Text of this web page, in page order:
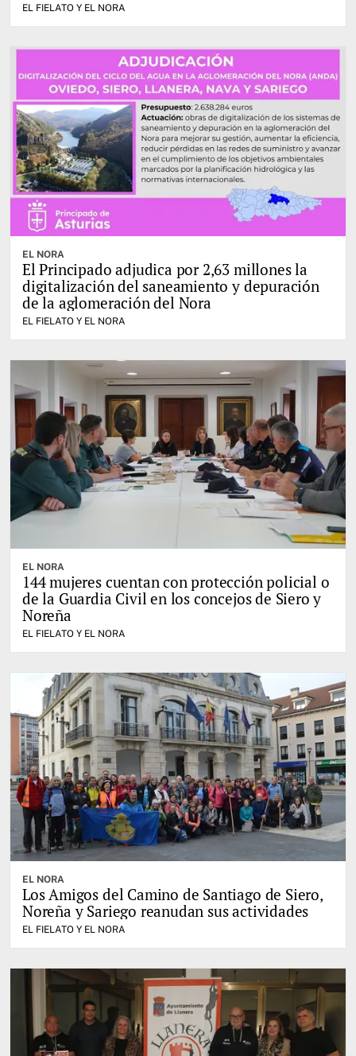
EL FIELATO Y EL NORA
EL NORA
El Principado adjudica por 2,63 millones la
digitalización del saneamiento y depuración
de la aglomeración del Nora
EL FIELATO Y EL NORA
EL NORA
144 mujeres cuentan con protección policial o
de la Guardia Civil en los concejos de Siero y
Noreña
EL FIELATO Y EL NORA
EL NORA
Los Amigos del Camino de Santiago de Siero,
Noreña y Sariego reanudan sus actividades
EL FIELATO Y EL NORA